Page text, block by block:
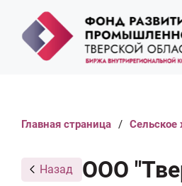
Главная страница / Сельское
Назад ООО